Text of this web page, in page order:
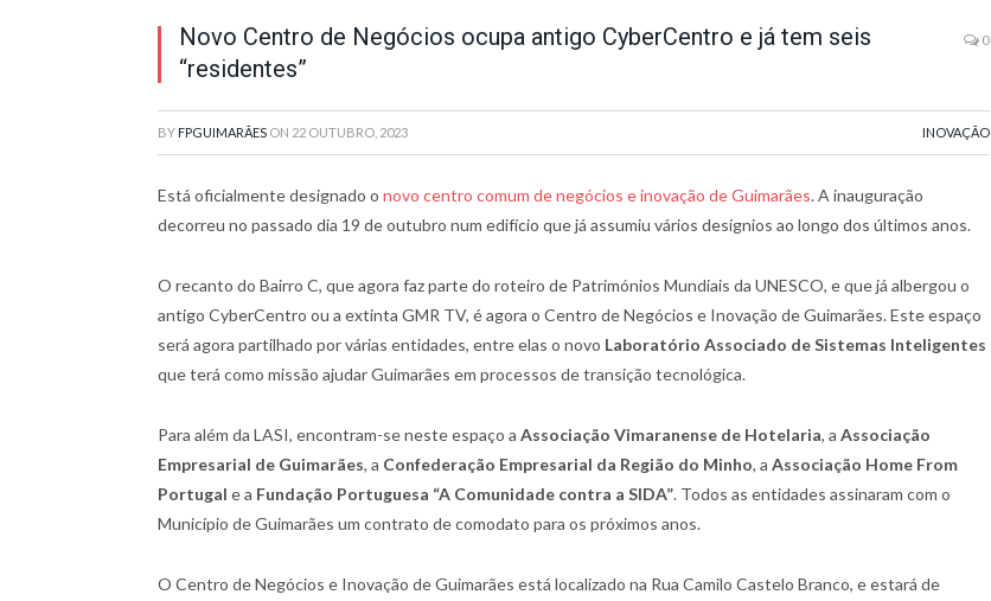
Novo Centro de Negócios ocupa antigo CyberCentro e já tem seis
“residentes”
0
BY FPGUIMARÃES ON 22 OUTUBRO, 2023 INOVAÇÃO
Está oficialmente designado o novo centro comum de negócios e inovação de Guimarães. A inauguração
decorreu no passado dia 19 de outubro num edifício que já assumiu vários desígnios ao longo dos últimos anos.
O recanto do Bairro C, que agora faz parte do roteiro de Patrimónios Mundiais da UNESCO, e que já albergou o
antigo CyberCentro ou a extinta GMR TV, é agora o Centro de Negócios e Inovação de Guimarães. Este espaço
será agora partilhado por várias entidades, entre elas o novo Laboratório Associado de Sistemas Inteligentes
que terá como missão ajudar Guimarães em processos de transição tecnológica.
Para além da LASI, encontram-se neste espaço a Associação Vimaranense de Hotelaria, a Associação
Empresarial de Guimarães, a Confederação Empresarial da Região do Minho, a Associação Home From
Portugal e a Fundação Portuguesa “A Comunidade contra a SIDA”. Todos as entidades assinaram com o
Município de Guimarães um contrato de comodato para os próximos anos.
O Centro de Negócios e Inovação de Guimarães está localizado na Rua Camilo Castelo Branco, e estará de